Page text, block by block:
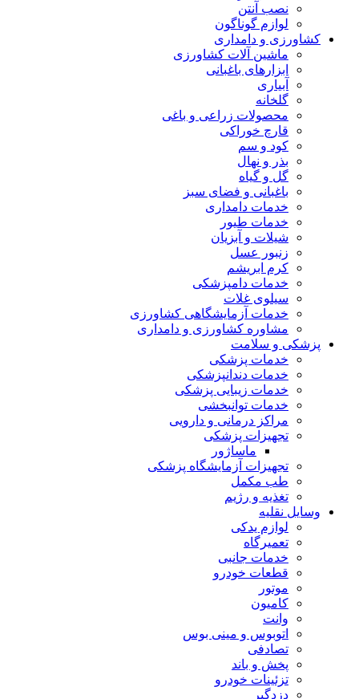
نصب آنتن
لوازم گوناگون
کشاورزی و دامداری
ماشین آلات کشاورزی
ابزارهای باغبانی
آبیاری
گلخانه
محصولات زراعی و باغی
قارچ خوراکی
کود و سم
بذر و نهال
گل و گیاه
باغبانی و فضای سبز
خدمات دامداری
خدمات طیور
شیلات و آبزیان
زنبور عسل
کرم ابریشم
خدمات دامپزشکی
سیلوی غلات
خدمات آزمایشگاهی کشاورزی
مشاوره کشاورزی و دامداری
پزشکی و سلامت
خدمات پزشکی
خدمات دندانپزشکی
خدمات زیبایی پزشکی
خدمات توانبخشی
مراکز درمانی و دارویی
تجهیزات پزشکی
ماساژور
تجهیزات آزمایشگاه پزشکی
طب مکمل
تغذیه و رژیم
وسایل نقلیه
لوازم یدکی
تعمیرگاه
خدمات جانبی
قطعات خودرو
موتور
کامیون
وانت
اتوبوس و مینی بوس
تصادفی
پخش و باند
تزئینات خودرو
دزدگیر